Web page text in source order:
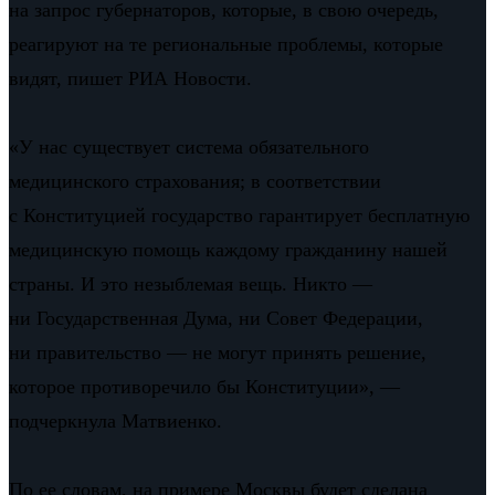
на запрос губернаторов, которые, в свою очередь,
реагируют на те региональные проблемы, которые
видят, пишет РИА Новости.
«У нас существует система обязательного
медицинского страхования; в соответствии
с Конституцией государство гарантирует бесплатную
медицинскую помощь каждому гражданину нашей
страны. И это незыблемая вещь. Никто —
ни Государственная Дума, ни Совет Федерации,
ни правительство — не могут принять решение,
которое противоречило бы Конституции», —
подчеркнула Матвиенко.
По ее словам, на примере Москвы будет сделана